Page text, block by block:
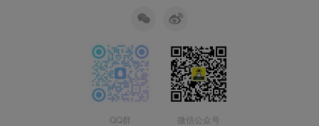
QQ群 微信公众号